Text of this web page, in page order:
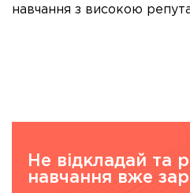
навчання з високою
Не відкладай та
навчання вже